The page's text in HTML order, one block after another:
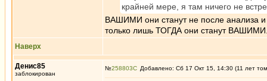
крайней мере, я там ничего не
ВАШИМИ они станут не после анализа и
только лишь ТОГДА они станут
Наверх
Денис85
заблокирован
№258803 Добавлено: Сб 17 Окт 15, 14:30 (11 лет